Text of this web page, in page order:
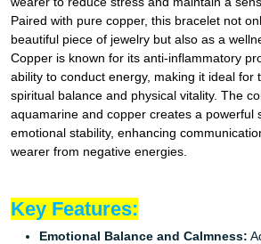
Paired with pure copper, this bracelet not
beautiful piece of jewelry but also as a
Copper is known for its anti-inflammatory
ability to conduct energy, making it ideal for
spiritual balance and physical vitality. The
aquamarine and copper creates a powerful
emotional stability, enhancing
wearer from negative energies.
Key Features:
Emotional Balance and Calmness: